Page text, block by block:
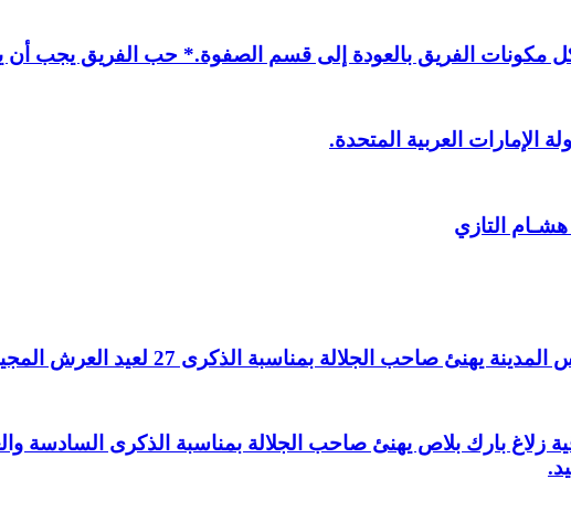
الفريق بالعودة إلى قسم الصفوة.* حب الفريق يجب أن
الإمارات العربية المتحدة.
التازي
صاحب الجلالة بمناسبة الذكرى 27 لعيد العرش المجيد.
زلاغ بارك بلاص يهنئ صاحب الجلالة بمناسبة الذكرى